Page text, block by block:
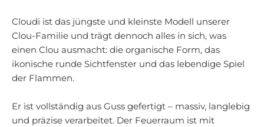
Cloudi ist das jüngste und kleinste Modell unserer
Clou-Familie und trägt dennoch alles in sich, was
einen Clou ausmacht: die organische Form, das
ikonische runde Sichtfenster und das lebendige Spiel
der Flammen.
Er ist vollständig aus Guss gefertigt – massiv, langlebig
und präzise verarbeitet. Der Feuerraum ist mit